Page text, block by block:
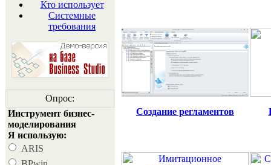
Кто использует
Системные
требования
Опрос:
Инструмент бизнес-
моделирования
Я использую:
ARIS
Создание регламентов